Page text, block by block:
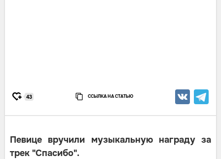
43 ССЫЛКА НА СТАТЬЮ
Певице вручили музыкальную награду за
трек "Спасибо".